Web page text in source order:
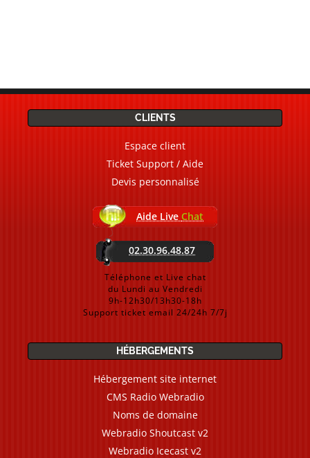
CLIENTS
Espace client
Ticket Support / Aide
Devis personnalisé
Aide Live Chat
02.30.96.48.87
Téléphone et Live chat
du Lundi au Vendredi
9h-12h30/13h30-18h
Support ticket email 24/24h 7/7j
HÉBERGEMENTS
Hébergement site internet
CMS Radio Webradio
Noms de domaine
Webradio Shoutcast v2
Webradio Icecast v2